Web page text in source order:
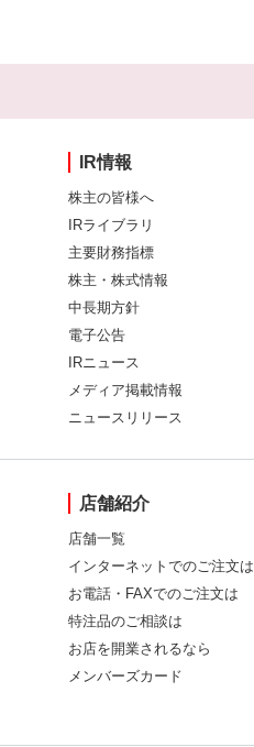
IR情報
株主の皆様へ
IRライブラリ
主要財務指標
株主・株式情報
中長期方針
電子公告
IRニュース
メディア掲載情報
ニュースリリース
店舗紹介
店舗一覧
インターネットでのご注文は
お電話・FAXでのご注文は
特注品のご相談は
お店を開業されるなら
メンバーズカード